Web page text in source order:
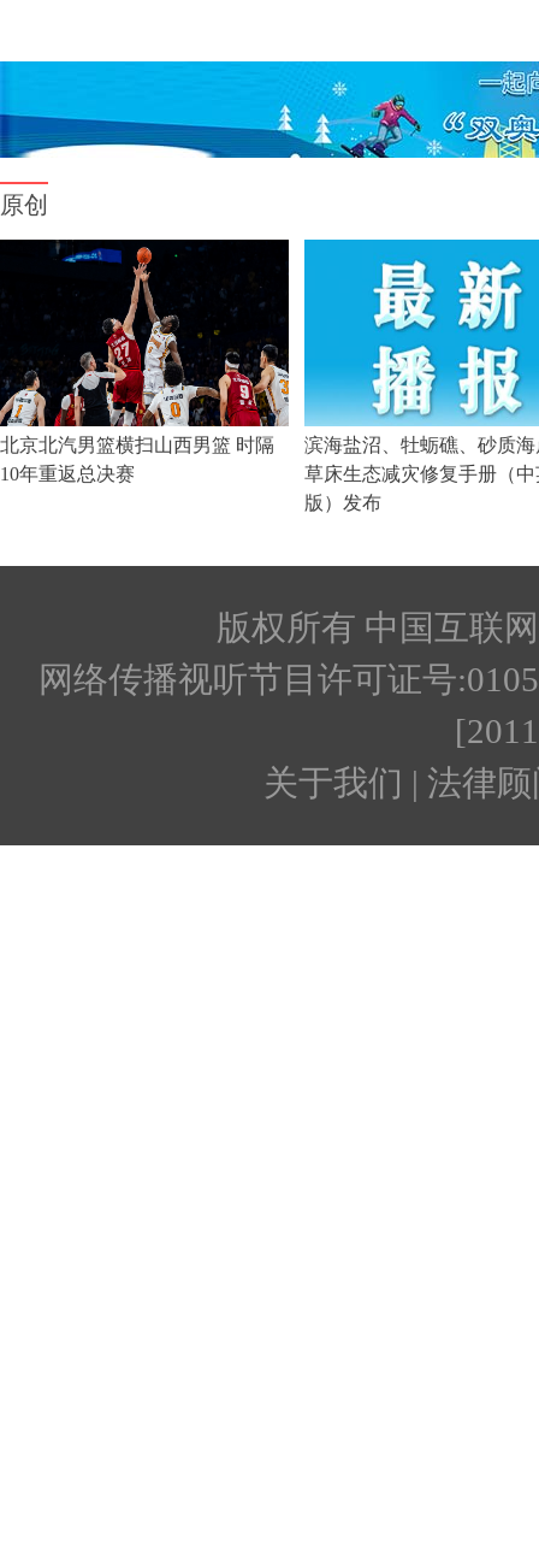
版权所有 中国互联
网络传播视听节目许可证号
关于我们 | 法律